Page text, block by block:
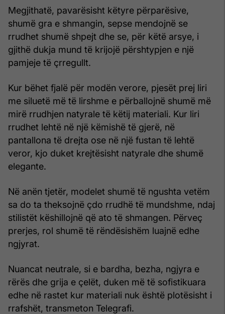
Megjithatë, pavarësisht këtyre përparësive,
shumë gra e shmangin, sepse mendojnë se
rrudhet shumë shpejt dhe se, për këtë arsye, i
gjithë dukja mund të krijojë përshtypjen e një
pamjeje të çrregullt.
Kur bëhet fjalë për modën verore, pjesët prej liri
me siluetë më të lirshme e përballojnë shumë më
mirë rrudhjen natyrale të këtij materiali. Kur liri
rrudhet lehtë në një këmishë të gjerë, në
pantallona të drejta ose në një fustan të lehtë
veror, kjo duket krejtësisht natyrale dhe shumë
elegante.
Në anën tjetër, modelet shumë të ngushta vetëm
sa do ta theksojnë çdo rrudhë të mundshme, ndaj
stilistët këshillojnë që ato të shmangen. Përveç
prerjes, rol shumë të rëndësishëm luajnë edhe
ngjyrat.
Nuancat neutrale, si e bardha, bezha, ngjyra e
rërës dhe grija e çelët, duken më të sofistikuara
edhe në rastet kur materiali nuk është plotësisht i
rrafshët, transmeton Telegrafi.